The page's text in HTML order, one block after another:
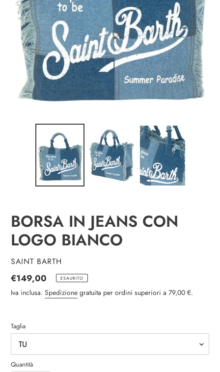
BORSA IN JEANS CON
LOGO BIANCO
VENDITORE
SAINT BARTH
Prezzo
di
€149,00 ESAURITO
Iva inclusa. Spedizione gratuita per ordini superiori a 79,00 €.
Taglia
Quantità